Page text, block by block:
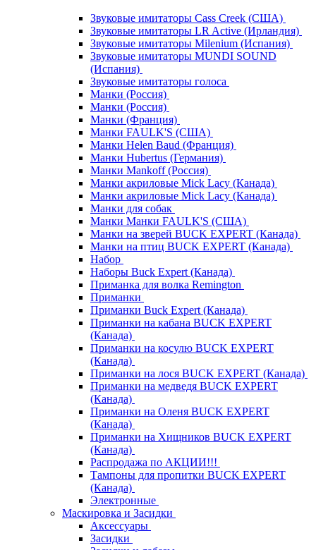
Звуковые имитаторы Cass Creek (США)
Звуковые имитаторы LR Active (Ирландия)
Звуковые имитаторы Milenium (Испания)
Звуковые имитаторы MUNDI SOUND
(Испания)
Звуковые имитаторы голоса
Манки (Россия)
Манки (Россия)
Манки (Франция)
Манки FAULK'S (США)
Манки Helen Baud (Франция)
Манки Hubertus (Германия)
Манки Mankoff (Россия)
Манки акриловые Mick Lacy (Канада)
Манки акриловые Mick Lacy (Канада)
Манки для собак
Манки Манки FAULK'S (США)
Манки на зверей BUCK EXPERT (Канада)
Манки на птиц BUCK EXPERT (Канада)
Набор
Наборы Buck Expert (Канада)
Приманка для волка Remington
Приманки
Приманки Buck Expert (Канада)
Приманки на кабана BUCK EXPERT
(Канада)
Приманки на косулю BUCK EXPERT
(Канада)
Приманки на лося BUCK EXPERT (Канада)
Приманки на медведя BUCK EXPERT
(Канада)
Приманки на Оленя BUCK EXPERT
(Канада)
Приманки на Хищников BUCK EXPERT
(Канада)
Распродажа по АКЦИИ!!!
Тампоны для пропитки BUCK EXPERT
(Канада)
Электронные
Маскировка и Засидки
Аксессуары
Засидки